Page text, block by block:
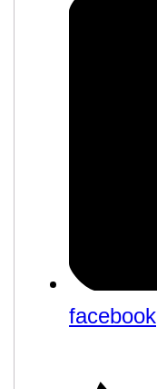
facebook